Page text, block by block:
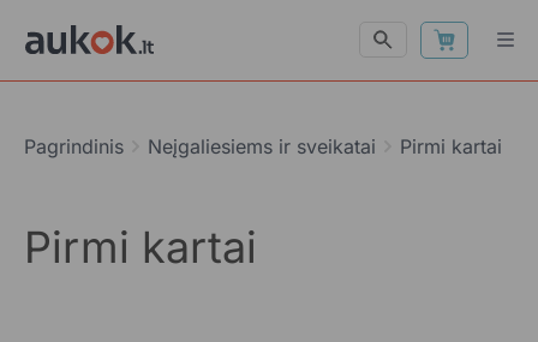
Pagrindinis Neįgaliesiems ir sveikatai Pirmi kartai
Pirmi kartai